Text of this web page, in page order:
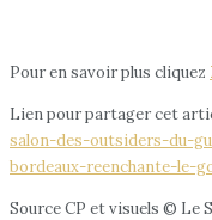
Pour en savoir plus cliquez
Lien pour partager cet
salon-des-outsiders-du-
bordeaux-reenchante-le-
Source CP et visuels © Le